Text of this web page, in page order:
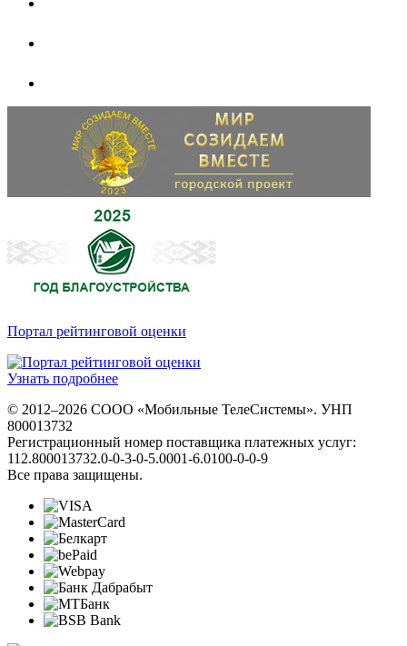
Портал рейтинговой оценки
Узнать подробнее
© 2012–2026 СООО «Мобильные ТелеСистемы». УНП
800013732
Регистрационный номер поставщика платежных услуг:
112.800013732.0-0-3-0-5.0001-6.0100-0-0-9
Все права защищены.